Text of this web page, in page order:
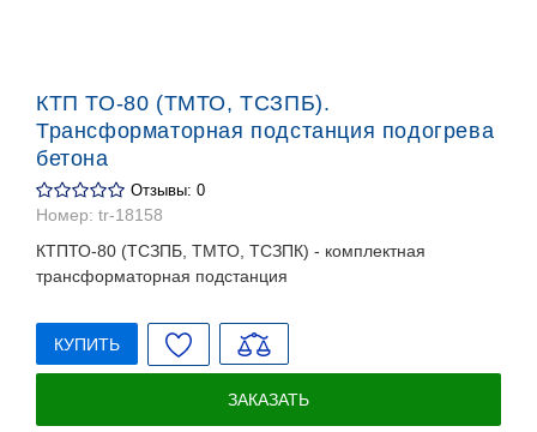
КТП ТО-80 (ТМТО, ТСЗПБ).
Трансформаторная подстанция подогрева
бетона
Отзывы: 0
Номер: tr-18158
КТПТО-80 (ТСЗПБ, ТМТО, ТСЗПК) - комплектная
трансформаторная подстанция
КУПИТЬ
ЗАКАЗАТЬ